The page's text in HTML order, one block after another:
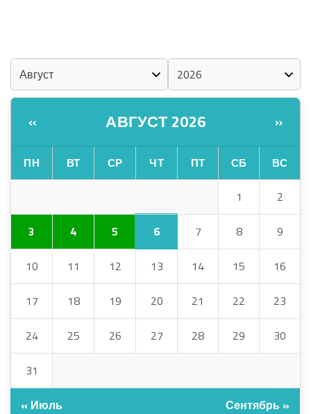
« АВГУСТ 2026 »
ПН ВТ СР ЧТ ПТ СБ ВС
1 2
3 4 5 6 7 8 9
10 11 12 13 14 15 16
17 18 19 20 21 22 23
24 25 26 27 28 29 30
31
« Июль Сентябрь »